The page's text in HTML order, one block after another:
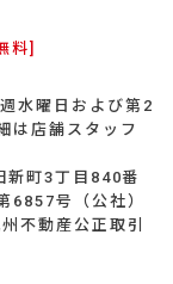
料]
水曜日および第2
は店舗スタッフ
町3丁目840番
6857号（公社）
不動産公正取引